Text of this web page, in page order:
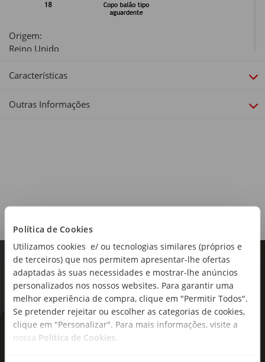
Política de Cookies
Utilizamos cookies e/ ou tecnologias similares (próprios e
de terceiros) que nos permitem apresentar-lhe ofertas
adaptadas às suas necessidades e mostrar-lhe anúncios
personalizados nos nossos websites. Para garantir uma
melhor experiência de compra, clique em "Permitir Todos".
Se pretender rejeitar ou escolher as categorias de cookies,
clique em "Personalizar". Para mais informações, visite a
nossa Política de Cookies.
Origem:
Reino Unido
Tipo de produto:
Notas de Prova:
Características
Outras Informações
As novidades mais frescas no